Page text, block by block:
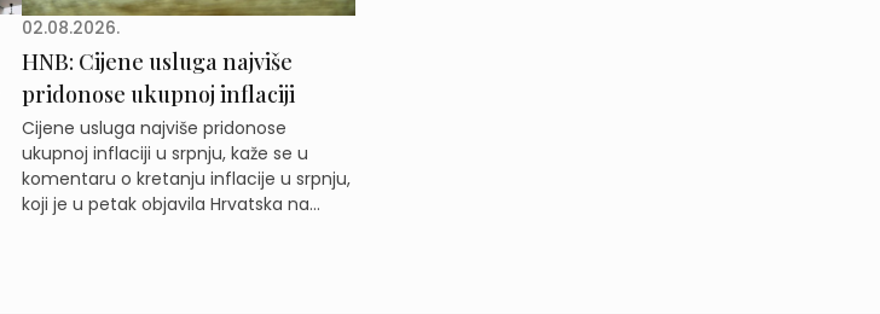
02.08.2026.
HNB: Cijene usluga najviše
pridonose ukupnoj inflaciji
Cijene usluga najviše pridonose
ukupnoj inflaciji u srpnju, kaže se u
komentaru o kretanju inflacije u srpnju,
koji je u petak objavila Hrvatska na...